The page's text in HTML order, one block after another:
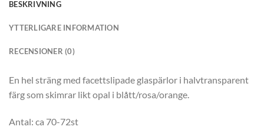
BESKRIVNING
YTTERLIGARE INFORMATION
RECENSIONER (0)
En hel sträng med facettslipade glaspärlor i halvtransparent
färg som skimrar likt opal i blått/rosa/orange.
Antal: ca 70-72st